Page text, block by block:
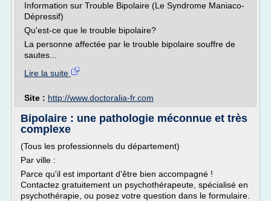
Information sur Trouble Bipolaire (Le Syndrome Maniaco-
Dépressif)
Qu'est-ce que le trouble bipolaire?
La personne affectée par le trouble bipolaire souffre de
sautes...
Lire la suite
Site : http://www.doctoralia-fr.com
Bipolaire : une pathologie méconnue et très
complexe
(Tous les professionnels du département)
Par ville :
Parce qu'il est important d'être bien accompagné !
Contactez gratuitement un psychothérapeute, spécialisé en
psychothérapie, ou posez votre question dans le formulaire.